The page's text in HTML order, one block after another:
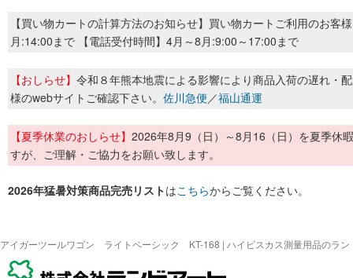
【買い物カートの計算方法のお知らせ】買い物カートご利用のお客
月:14:00まで 【電話受付時間】4月～8月:9:00～17:00まで
【おしらせ】 令和８年熊本地震による影響により商品入荷の遅れ・
様のwebサイトご確認下さい。 佐川急便／福山通運
【夏季休業のおしらせ】 2026年8月9（日）～8月16（日）を夏季休
すが、ご理解・ご協力をお願い致します。
2026年猛暑対策商品完売リストはこちらからご覧ください。
アイガーツールワゴン ライトベーシック KT-168 | ハイビスカス測量用品のラン